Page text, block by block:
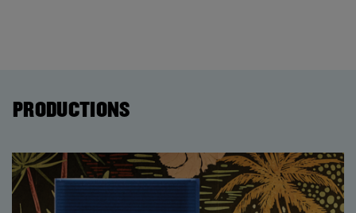
PRODUCTIONS